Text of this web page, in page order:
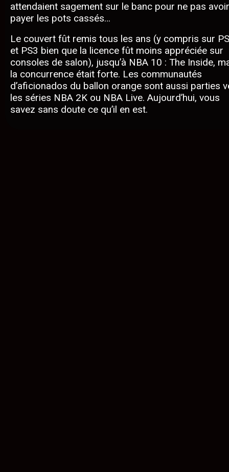
attendaient sagement sur le banc pour ne pas
payer les pots cassés…
Le couvert fût remis tous les ans (y compris sur
et PS3 bien que la licence fût moins appréciée sur
consoles de salon), jusqu’à NBA 10 : The Inside,
la concurrence était forte. Les communautés
d’aficionados du ballon orange sont aussi parties
les séries NBA 2K ou NBA Live. Aujourd’hui, vous
savez sans doute ce qu’il en est.